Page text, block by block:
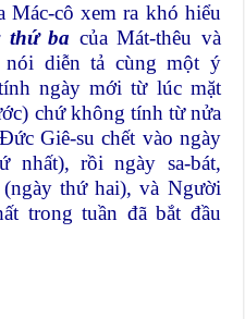
Mác-cô xem ra khó hiểu
thứ ba của Mát-thêu và
nói diễn tả cùng một ý
ngày mới từ lúc mặt
chứ không tính từ nửa
Giê-su chết vào ngày
nhất), rồi ngày sa-bát,
thứ hai), và Người
trong tuần đã bắt đầu